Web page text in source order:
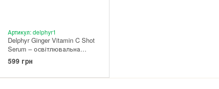
Артикул: delphyr1
Delphyr Ginger Vitamin C Shot
Serum – освітлювальна
сироватка з імбиром та
вітаміном С 30 мл
599 грн